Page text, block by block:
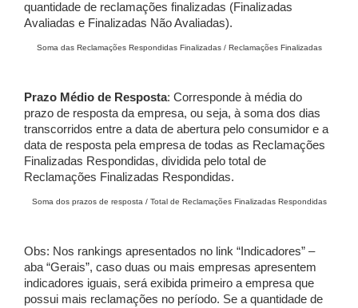
quantidade de reclamações finalizadas (Finalizadas
Avaliadas e Finalizadas Não Avaliadas).
Soma das Reclamações Respondidas Finalizadas / Reclamações Finalizadas
Prazo Médio de Resposta: Corresponde à média do
prazo de resposta da empresa, ou seja, à soma dos dias
transcorridos entre a data de abertura pelo consumidor e a
data de resposta pela empresa de todas as Reclamações
Finalizadas Respondidas, dividida pelo total de
Reclamações Finalizadas Respondidas.
Soma dos prazos de resposta / Total de Reclamações Finalizadas Respondidas
Obs: Nos rankings apresentados no link “Indicadores” –
aba “Gerais”, caso duas ou mais empresas apresentem
indicadores iguais, será exibida primeiro a empresa que
possui mais reclamações no período. Se a quantidade de